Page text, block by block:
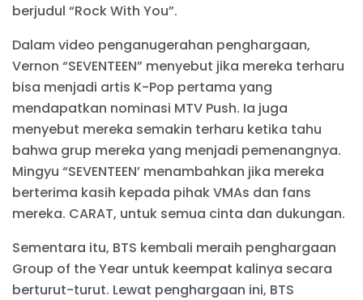
berjudul “Rock With You”.
Dalam video penganugerahan penghargaan,
Vernon “SEVENTEEN” menyebut jika mereka terharu
bisa menjadi artis K-Pop pertama yang
mendapatkan nominasi MTV Push. Ia juga
menyebut mereka semakin terharu ketika tahu
bahwa grup mereka yang menjadi pemenangnya.
Mingyu “SEVENTEEN’ menambahkan jika mereka
berterima kasih kepada pihak VMAs dan fans
mereka. CARAT, untuk semua cinta dan dukungan.
Sementara itu, BTS kembali meraih penghargaan
Group of the Year untuk keempat kalinya secara
berturut-turut. Lewat penghargaan ini, BTS